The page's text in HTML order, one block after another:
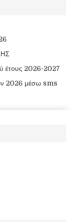
έτους 2026-2027
2026 μέσω sms